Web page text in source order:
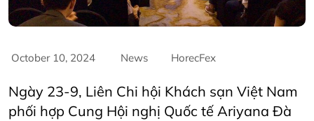
October 10, 2024 News HorecFex
Ngày 23-9, Liên Chi hội Khách sạn Việt Nam
phối hợp Cung Hội nghị Quốc tế Ariyana Đà